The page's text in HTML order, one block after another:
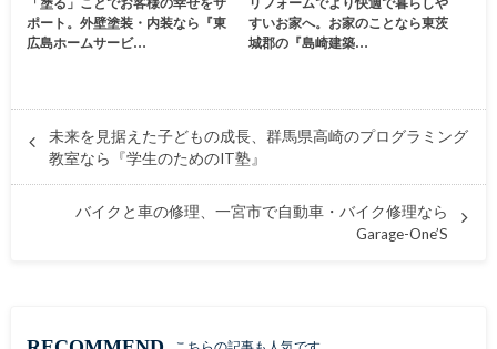
「塗る」ことでお客様の幸せをサ
ポート。外壁塗装・内装なら『東
広島ホームサービ…
リフォームでより快適で暮らしや
すいお家へ。お家のことなら東茨
城郡の『島崎建築…
未来を見据えた子どもの成長、群馬県高崎のプログラミング
教室なら『学生のためのIT塾』
バイクと車の修理、一宮市で自動車・バイク修理なら
Garage-One’S